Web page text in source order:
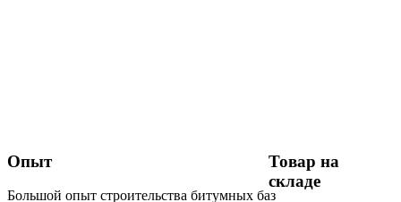
Опыт
Большой опыт строительства битумных баз
Товар на
складе